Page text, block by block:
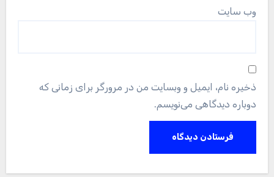
وب‌ سایت
ذخیره نام، ایمیل و وبسایت من در مرورگر برای زمانی که
دوباره دیدگاهی می‌نویسم.